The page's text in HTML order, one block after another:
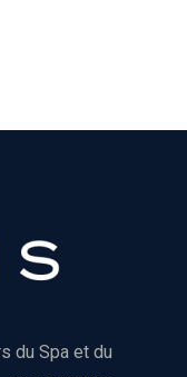
du Spa et du